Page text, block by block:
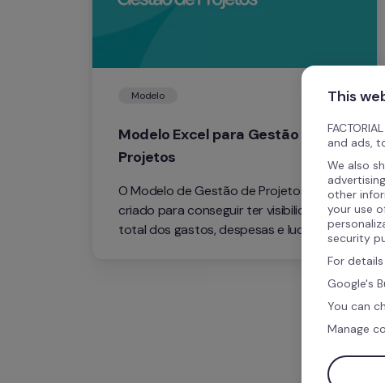
Modelo
Modelo Excel para Gestão de
Projetos
O Modelo de Gestão de Projetos está
criado para conseguir ter visibilidade
total dos gastos, despesas e lucro de
This
and ads,
We also
other
your use
security
For
Google's
You can
Manage